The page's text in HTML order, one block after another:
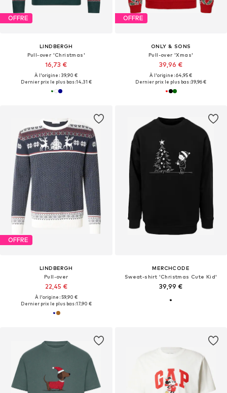
OFFRE
LINDBERGH
Pull-over 'Christmas'
16,73 €
À l'origine : 39,90 €
Dernier prix le plus bas :14,31 €
OFFRE
ONLY & SONS
Pull-over 'Xmas'
39,96 €
À l'origine : 64,95 €
Dernier prix le plus bas :39,96 €
OFFRE
LINDBERGH
Pull-over
22,45 €
À l'origine : 59,90 €
Dernier prix le plus bas :17,90 €
MERCHCODE
Sweat-shirt 'Christmas Cute Kid'
39,99 €